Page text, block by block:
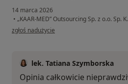
14 marca 2026
• „KAAR-MED” Outsourcing Sp. z o.o. Sp. K.
w opinii użytkownika PK
zgłoś nadużycie
lek. Tatiana Szymborska
Opinia całkowicie